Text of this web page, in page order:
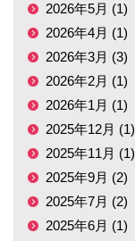
2026年5月 (1)
2026年4月 (1)
2026年3月 (3)
2026年2月 (1)
2026年1月 (1)
2025年12月 (1)
2025年11月 (1)
2025年9月 (2)
2025年7月 (2)
2025年6月 (1)